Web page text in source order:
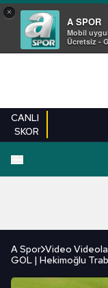
×
A SPOR
Mobil
Ücretsiz -
CANLI
SKOR
FUTBOL
A Spor Video
GOL | Hekimoğlu